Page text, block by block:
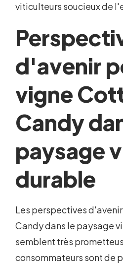
viticulteurs soucieux de
d'avenir
vigne
Candy
paysage
durable
Les perspectives
Candy dans le paysage
semblent très
consommateurs sont de